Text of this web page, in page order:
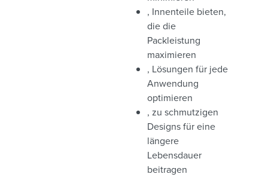
, Innenteile bieten,
die die
Packleistung
maximieren
, Lösungen für jede
Anwendung
optimieren
, zu schmutzigen
Designs für eine
längere
Lebensdauer
beitragen